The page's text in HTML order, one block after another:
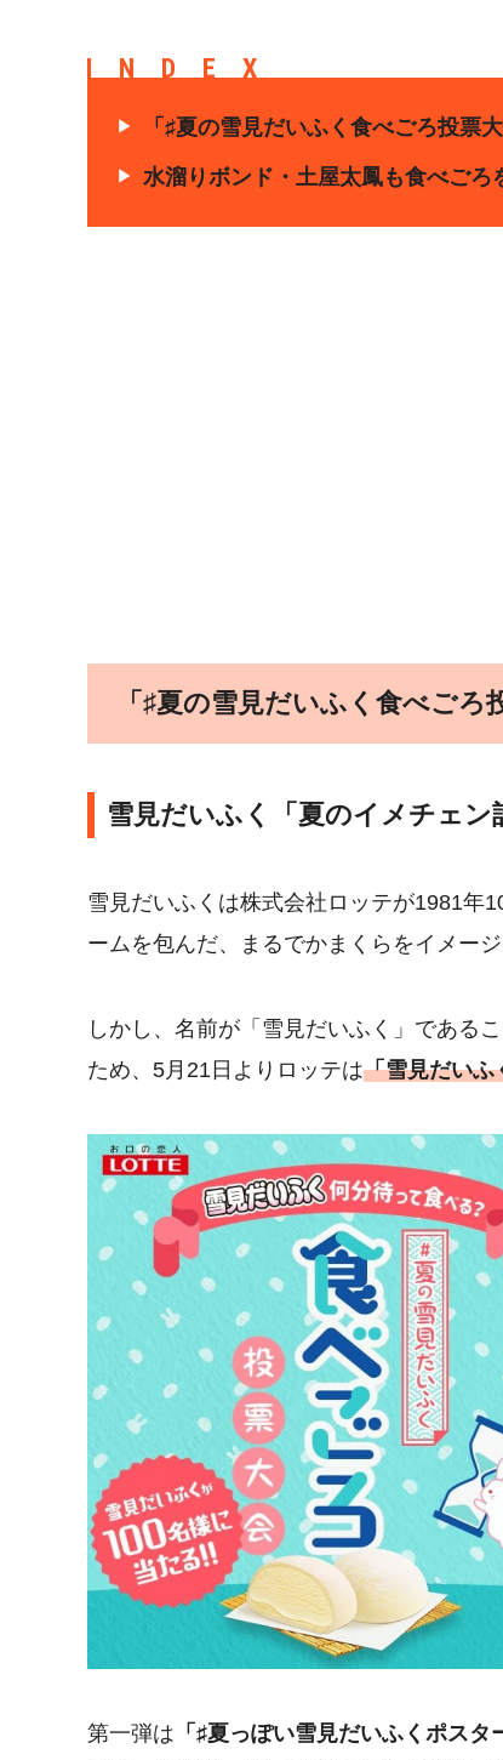
INDEX
「♯夏の雪見だいふく食べごろ投票
水溜りボンド・土屋太鳳も食べごろ
「♯夏の雪見だいふく食べごろ
雪見だいふく「夏のイメチェン
雪見だいふくは株式会社ロッテが1981年
ームを包んだ、まるでかまくらをイメー
しかし、名前が「雪見だいふく」である
ため、5月21日よりロッテは「雪見だいふ
第一弾は 「♯夏っぽい雪見だいふくポスタ